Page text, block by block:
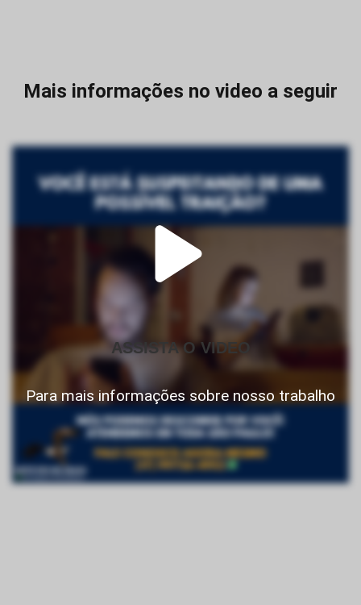
Mais informações no video a seguir
ASSISTA O VIDEO
Para mais informações sobre nosso trabalho